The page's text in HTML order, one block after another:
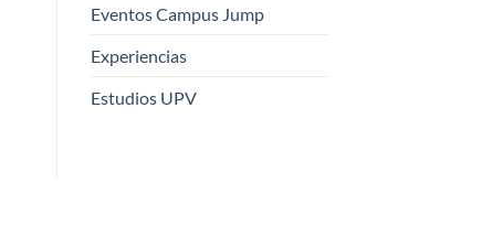
Eventos Campus Jump
Experiencias
Estudios UPV